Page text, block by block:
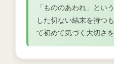
「もののあわれ」とい
した切ない結末を持つ
て初めて気づく大切さ